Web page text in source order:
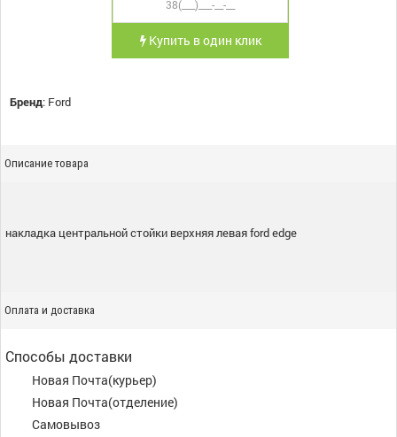
Купить в один клик
Бренд: Ford
Описание товара
накладка центральной стойки верхняя левая ford edge
Оплата и доставка
Способы доставки
Новая Почта(курьер)
Новая Почта(отделение)
Самовывоз